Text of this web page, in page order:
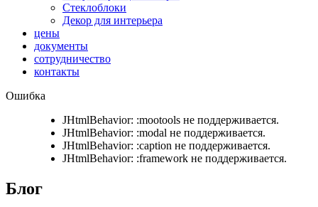
Стеклоблоки
Декор для интерьера
цены
документы
сотрудничество
контакты
Ошибка
JHtmlBehavior: :mootools не поддерживается.
JHtmlBehavior: :modal не поддерживается.
JHtmlBehavior: :caption не поддерживается.
JHtmlBehavior: :framework не поддерживается.
Блог